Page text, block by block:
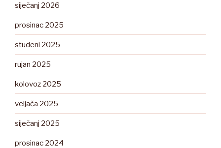
siječanj 2026
prosinac 2025
studeni 2025
rujan 2025
kolovoz 2025
veljača 2025
siječanj 2025
prosinac 2024